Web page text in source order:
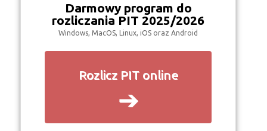
Darmowy program do
rozliczania PIT 2025/2026
Windows, MacOS, Linux, iOS oraz Android
Rozlicz PIT online
➔